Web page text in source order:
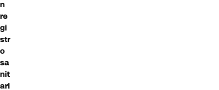
n
re
gi
str
o
sa
nit
ari